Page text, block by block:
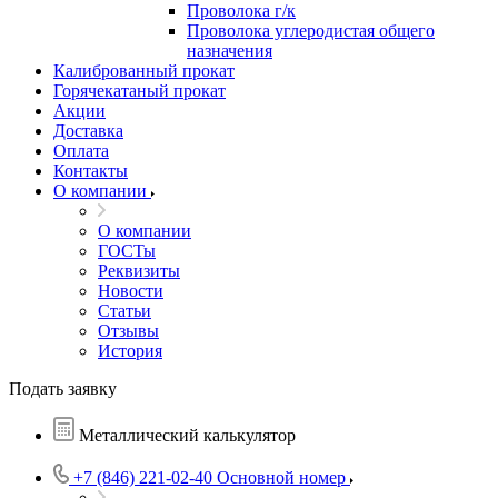
Проволока г/к
Проволока углеродистая общего
назначения
Калиброванный прокат
Горячекатаный прокат
Акции
Доставка
Оплата
Контакты
О компании
О компании
ГОСТы
Реквизиты
Новости
Статьи
Отзывы
История
Подать заявку
Металлический калькулятор
+7 (846) 221-02-40 Основной номер